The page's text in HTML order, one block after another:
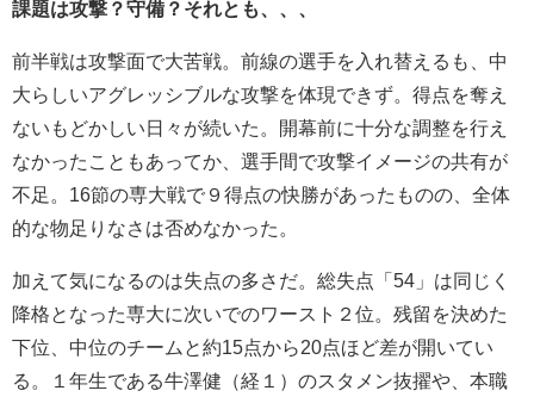
課題は攻撃？守備？それとも、、、
前半戦は攻撃面で大苦戦。前線の選手を入れ替えるも、中
大らしいアグレッシブルな攻撃を体現できず。得点を奪え
ないもどかしい日々が続いた。開幕前に十分な調整を行え
なかったこともあってか、選手間で攻撃イメージの共有が
不足。16節の専大戦で９得点の快勝があったものの、全体
的な物足りなさは否めなかった。
加えて気になるのは失点の多さだ。総失点「54」は同じく
降格となった専大に次いでのワースト２位。残留を決めた
下位、中位のチームと約15点から20点ほど差が開いてい
る。１年生である牛澤健（経１）のスタメン抜擢や、本職